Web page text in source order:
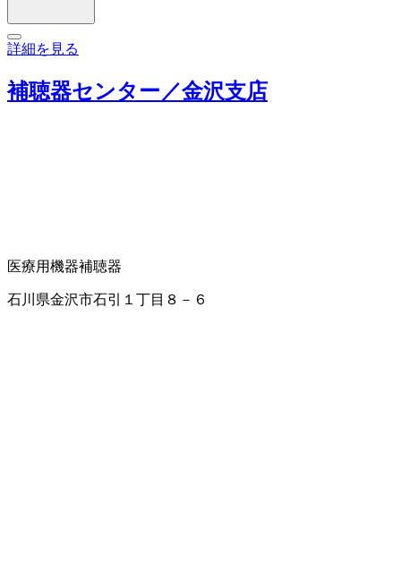
詳細を見る
補聴器センター／金沢支店
医療用機器補聴器
石川県金沢市石引１丁目８－６